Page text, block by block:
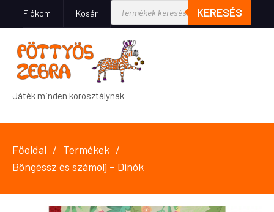
Fiókom Kosár KERESÉS
Játék minden korosztálynak
Főoldal
Termékek
Böngéssz és számolj – Dinók